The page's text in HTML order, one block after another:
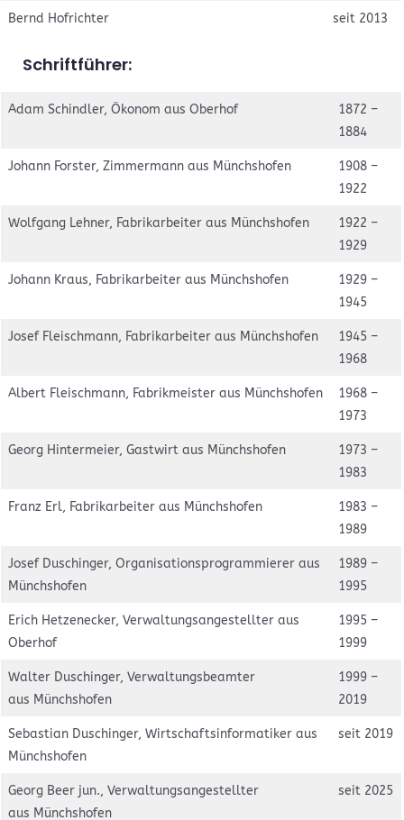
Bernd Hofrichter seit 2013
Schriftführer:
Adam Schindler, Ökonom aus Oberhof
1872 –
1884
Johann Forster, Zimmermann aus Münchshofen
1908 –
1922
Wolfgang Lehner, Fabrikarbeiter aus Münchshofen
1922 –
1929
Johann Kraus, Fabrikarbeiter aus Münchshofen
1929 –
1945
Josef Fleischmann, Fabrikarbeiter aus Münchshofen
1945 –
1968
Albert Fleischmann, Fabrikmeister aus Münchshofen
1968 –
1973
Georg Hintermeier, Gastwirt aus Münchshofen
1973 –
1983
Franz Erl, Fabrikarbeiter aus Münchshofen
1983 –
1989
Josef Duschinger, Organisationsprogrammierer aus
Münchshofen
1989 –
1995
Erich Hetzenecker, Verwaltungsangestellter aus
Oberhof
1995 –
1999
Walter Duschinger, Verwaltungsbeamter
aus Münchshofen
1999 –
2019
Sebastian Duschinger, Wirtschaftsinformatiker aus
Münchshofen
seit 2019
Georg Beer jun., Verwaltungsangestellter
aus Münchshofen
seit 2025